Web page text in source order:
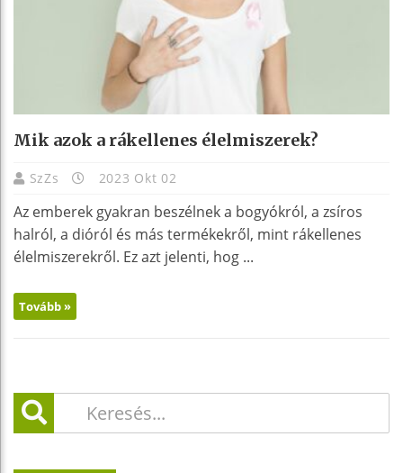
Mik azok a rákellenes élelmiszerek?
SzZs 2023 Okt 02
Az emberek gyakran beszélnek a bogyókról, a zsíros
halról, a dióról és más termékekről, mint rákellenes
élelmiszerekről. Ez azt jelenti, hog ...
Tovább »